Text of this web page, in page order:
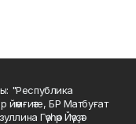
"Республика
йәмғиәте, БР Матбуғат
Гәүһәр Йәүҙәт